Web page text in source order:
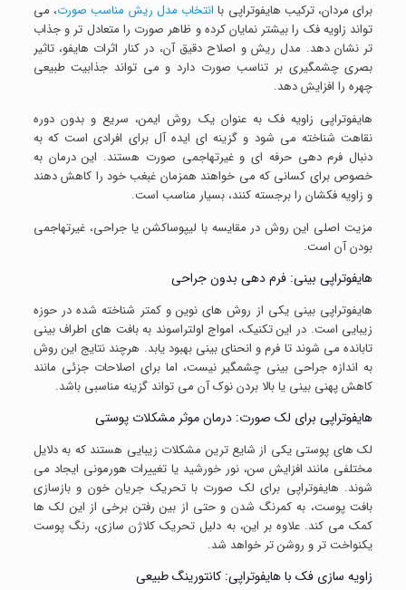
برای مردان، ترکیب هایفوتراپی با انتخاب مدل ریش مناسب صورت، می
تواند زاویه فک را بیشتر نمایان کرده و ظاهر صورت را متعادل تر و جذاب
تر نشان دهد. مدل ریش و اصلاح دقیق آن، در کنار اثرات هایفو، تاثیر
بصری چشمگیری بر تناسب صورت دارد و می تواند جذابیت طبیعی
چهره را افزایش دهد.
هایفوتراپی زاویه فک به عنوان یک روش ایمن، سریع و بدون دوره
نقاهت شناخته می شود و گزینه ای ایده آل برای افرادی است که به
دنبال فرم دهی حرفه ای و غیرتهاجمی صورت هستند. این درمان به
خصوص برای کسانی که می خواهند همزمان غبغب خود را کاهش دهند
و زاویه فکشان را برجسته کنند، بسیار مناسب است.
مزیت اصلی این روش در مقایسه با لیپوساکشن یا جراحی، غیرتهاجمی
بودن آن است.
هایفوتراپی بینی: فرم دهی بدون جراحی
هایفوتراپی بینی یکی از روش های نوین و کمتر شناخته شده در حوزه
زیبایی است. در این تکنیک، امواج اولتراسوند به بافت های اطراف بینی
تابانده می شوند تا فرم و انحنای بینی بهبود یابد. هرچند نتایج این روش
به اندازه جراحی بینی چشمگیر نیست، اما برای اصلاحات جزئی مانند
کاهش پهنی بینی یا بالا بردن نوک آن می تواند گزینه مناسبی باشد.
هایفوتراپی برای لک صورت: درمان موثر مشکلات پوستی
لک های پوستی یکی از شایع ترین مشکلات زیبایی هستند که به دلایل
مختلفی مانند افزایش سن، نور خورشید یا تغییرات هورمونی ایجاد می
شوند. هایفوتراپی برای لک صورت با تحریک جریان خون و بازسازی
بافت پوست، به کمرنگ شدن و حتی از بین رفتن برخی از این لک ها
کمک می کند. علاوه بر این، به دلیل تحریک کلاژن سازی، رنگ پوست
یکنواخت تر و روشن تر خواهد شد.
زاویه سازی فک با هایفوتراپی: کانتورینگ طبیعی